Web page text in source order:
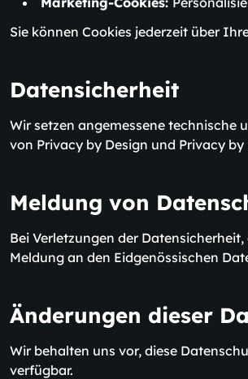
Sie können Cookies jederzeit über
Datensicherheit
Wir setzen angemessene technische
von Privacy by Design und Privacy by
Meldung von
Bei Verletzungen der
Meldung an den Eidgenössischen
Änderungen dieser
Wir behalten uns vor, diese
verfügbar.